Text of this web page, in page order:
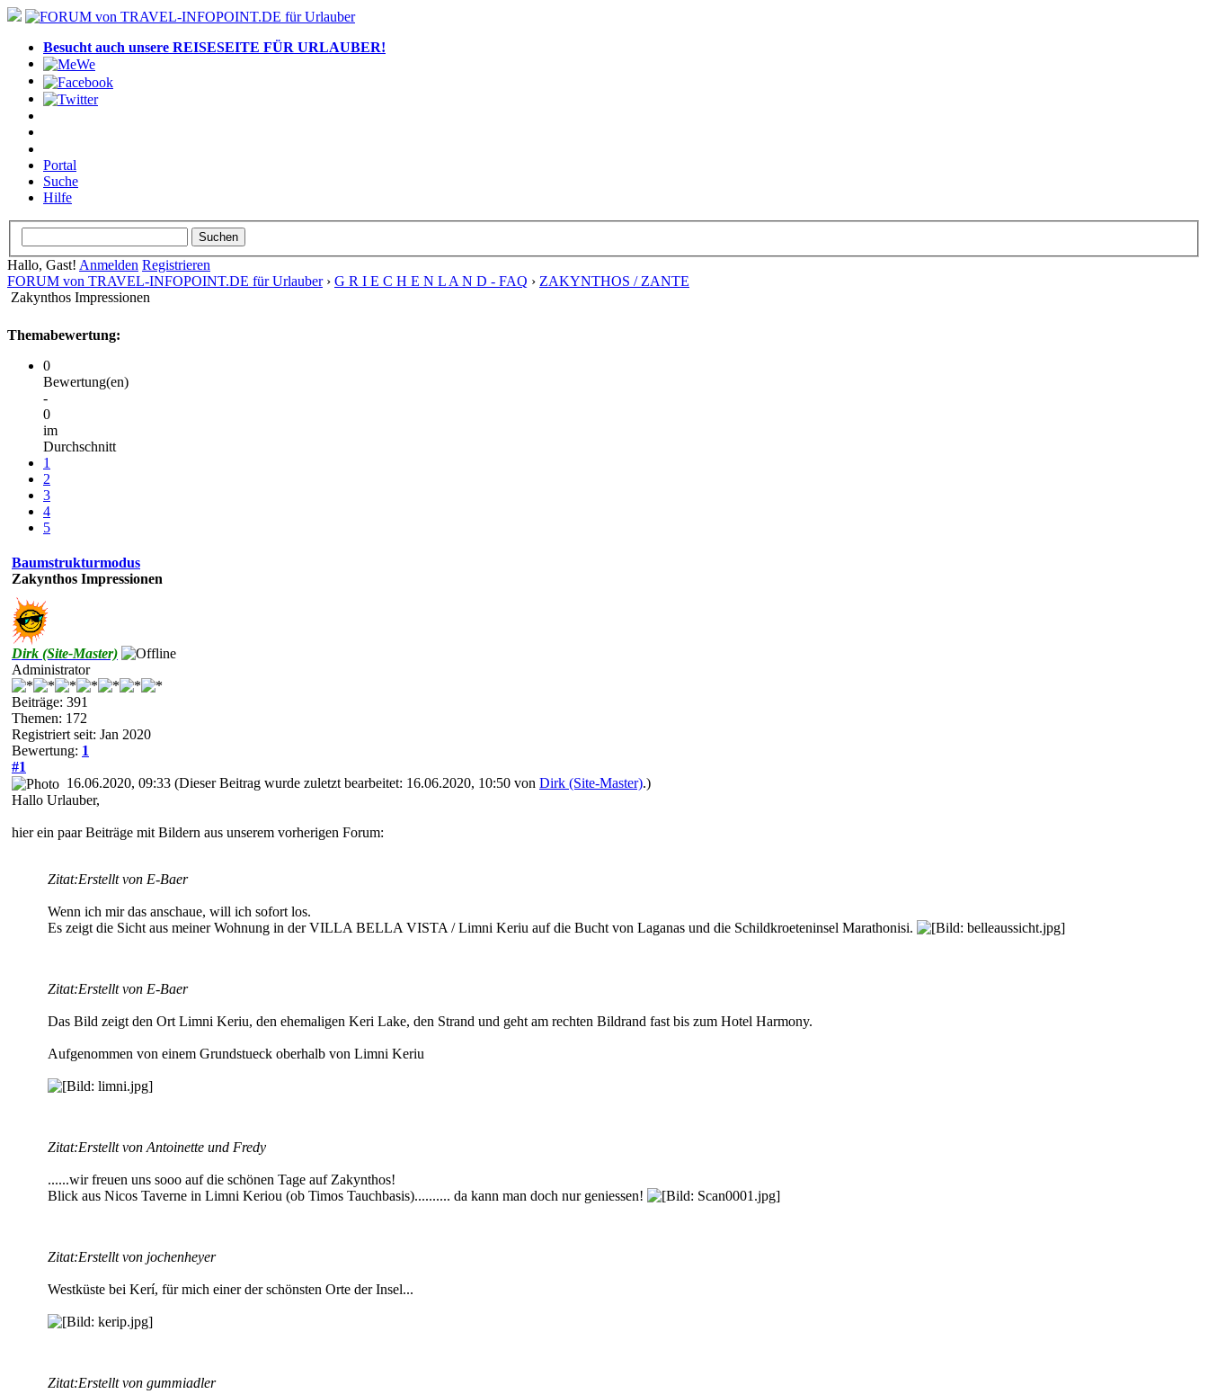
Besucht auch unsere REISESEITE FÜR URLAUBER!
Portal
Suche
Hilfe
Hallo, Gast! Anmelden Registrieren
FORUM von TRAVEL-INFOPOINT.DE für Urlauber› G R I E C H E N L A N D - FAQ › ZAKYNTHOS / ZANTE
Zakynthos Impressionen
Themabewertung:
0
Bewertung(en)
-
0
im
Durchschnitt
1
2
3
4
5
Baumstrukturmodus
Zakynthos Impressionen
Dirk (Site-Master)
Administrator
Beiträge: 391
Themen: 172
Registriert seit: Jan 2020
Bewertung: 1
#1
16.06.2020, 09:33 (Dieser Beitrag wurde zuletzt bearbeitet: 16.06.2020, 10:50 von Dirk (Site-Master).)
Hallo Urlauber,
hier ein paar Beiträge mit Bildern aus unserem vorherigen Forum:
Zitat:Erstellt von E-Baer
Wenn ich mir das anschaue, will ich sofort los.
Es zeigt die Sicht aus meiner Wohnung in der VILLA BELLA VISTA / Limni Keriu auf die Bucht von Laganas und die Schildkroeteninsel Marathonisi.
Zitat:Erstellt von E-Baer
Das Bild zeigt den Ort Limni Keriu, den ehemaligen Keri Lake, den Strand und geht am rechten Bildrand fast bis zum Hotel Harmony.
Aufgenommen von einem Grundstueck oberhalb von Limni Keriu
Zitat:Erstellt von Antoinette und Fredy
......wir freuen uns sooo auf die schönen Tage auf Zakynthos!
Blick aus Nicos Taverne in Limni Keriou (ob Timos Tauchbasis).......... da kann man doch nur geniessen!
Zitat:Erstellt von jochenheyer
Westküste bei Kerí, für mich einer der schönsten Orte der Insel...
Zitat:Erstellt von gummiadler